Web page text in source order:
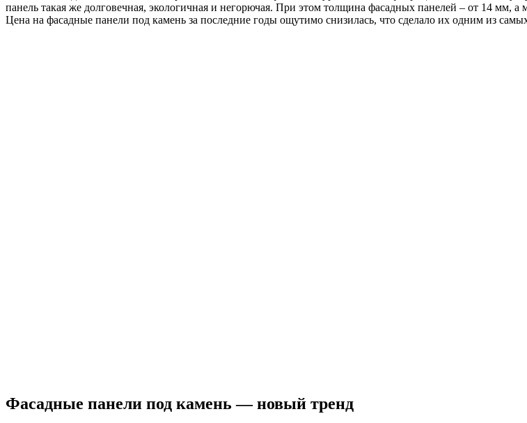
панель такая же долговечная, экологичная и негорючая. При этом толщина фасадных панелей – от 14 мм,
Цена на фасадные панели под камень за последние годы ощутимо снизилась, что сделало их одним из
Фасадные панели под камень — новый тренд